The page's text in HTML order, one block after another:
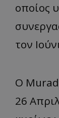
οποίος
τον
Ο Murad
26